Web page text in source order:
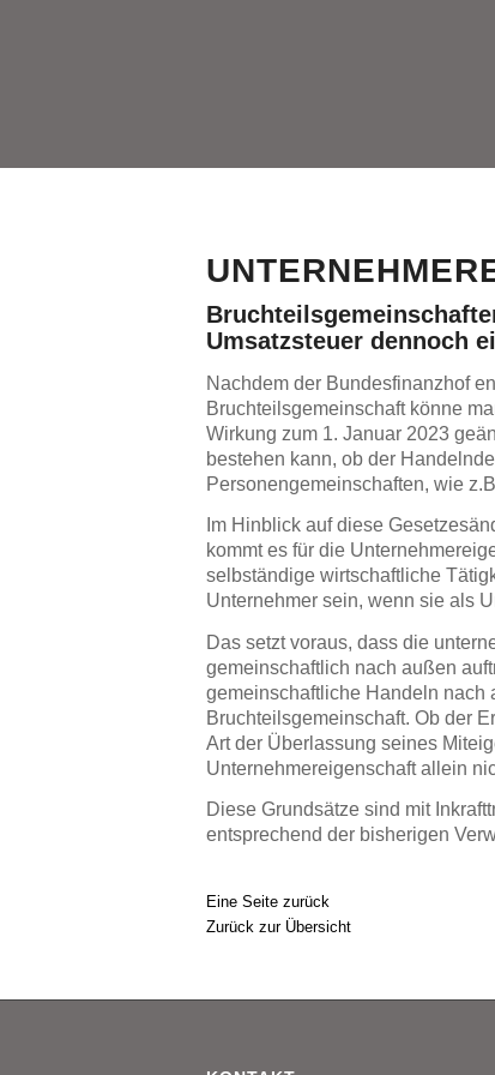
Umsatzsteuer dennoch
Nachdem der Bundesfinanzhof
Bruchteilsgemeinschaft könne
Wirkung zum 1. Januar 2023
bestehen kann, ob der
Personengemeinschaften, wie
Im Hinblick auf diese
kommt es für die
selbständige wirtschaftliche
Unternehmer sein, wenn sie als
Das setzt voraus, dass die
gemeinschaftlich nach außen
gemeinschaftliche Handeln nach
Bruchteilsgemeinschaft. Ob der
Art der Überlassung seines
Unternehmereigenschaft allein
Diese Grundsätze sind mit
entsprechend der bisherigen
Eine Seite zurück
Zurück zur Übersicht